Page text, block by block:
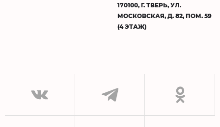
170100, Г. ТВЕРЬ, УЛ.
МОСКОВСКАЯ, Д. 82, ПОМ. 59
(4 ЭТАЖ)